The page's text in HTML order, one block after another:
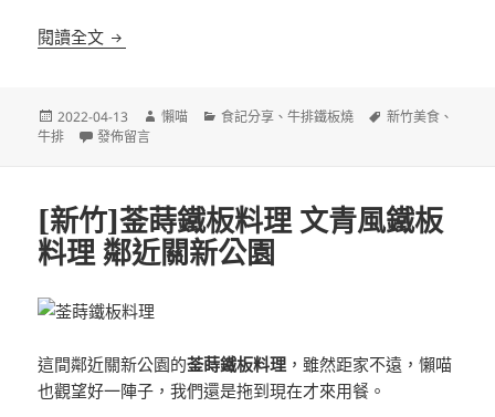
閱讀全文 [新竹]大廟厚切牛排 光復店 大份量排餐 吃到飽自助
發
佈
2022-04-13
作
懶喵
分
食記分享 、牛排鐵板燒
標
新竹美食 、
牛排
在〈[新竹]大廟厚切牛排 光復店 大份量排餐 吃到飽自助吧〉
發佈留言
[新竹]菳蒔鐵板料理 文青風鐵板
料理 鄰近關新公園
這間鄰近關新公園的菳蒔鐵板料理 ，雖然距家不遠，懶喵
也觀望好一陣子，我們還是拖到現在才來用餐。